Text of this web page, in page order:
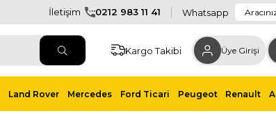
İletişim 0212 983 11 41 Whatsapp
Kargo Takibi Üye Girişi
Land Rover Mercedes Ford Ticari Peugeot Renault